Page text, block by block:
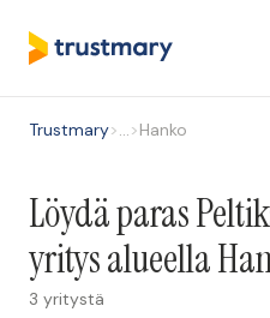
Trustmary>…>Hanko
Löydä paras
yritys alueella
3 yritystä